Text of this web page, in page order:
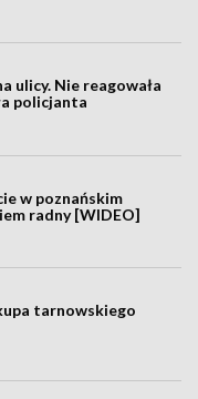
ulicy. Nie reagowała
policjanta
w poznańskim
radny [WIDEO]
tarnowskiego